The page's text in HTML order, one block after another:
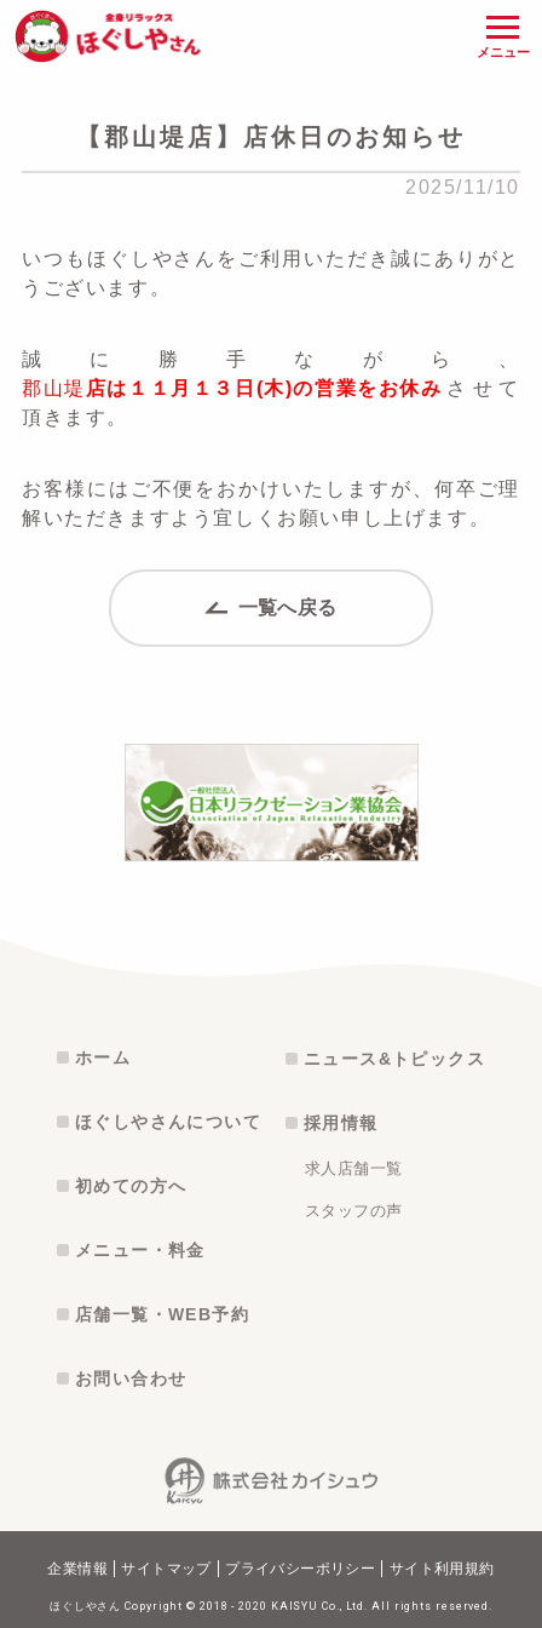
メニュー
【郡山堤店】店休日のお知らせ
2025/11/10
いつもほぐしやさんをご利用いただき誠にありがと
うございます。
誠に勝手ながら、
郡山堤 店は１１月１３日(木)の営業をお休み させて
頂きます。
お客様にはご不便をおかけいたしますが、何卒ご理
解いただきますよう宜しくお願い申し上げます。
一覧へ戻る
ホーム
ほぐしやさんについて
初めての方へ
メニュー・料金
店舗一覧・WEB予約
お問い合わせ
ニュース&トピックス
採用情報
求人店舗一覧
スタッフの声
企業情報 サイトマップ プライバシーポリシー サイト利用規約
ほぐしやさん Copyright © 2018 - 2020 KAISYU Co., Ltd. All rights reserved.